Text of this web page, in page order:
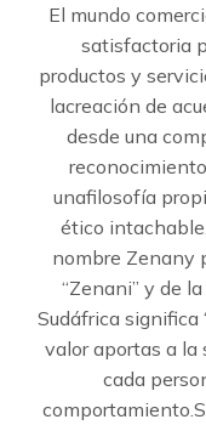
El mundo
satisfactoria
productos y
lacreación de
desde una
unafilosofía
ético
nombre Zenany
“Zenani” y de
Sudáfrica significa
valor aportas a la
cada